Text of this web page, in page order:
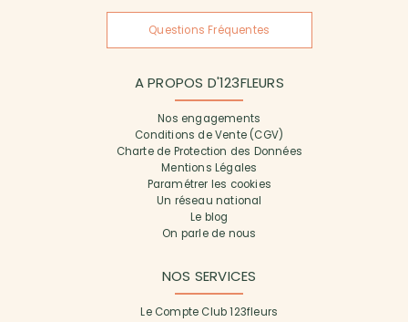
Questions Fréquentes
A PROPOS D'123FLEURS
Nos engagements
Conditions de Vente (CGV)
Charte de Protection des Données
Mentions Légales
Paramétrer les cookies
Un réseau national
Le blog
On parle de nous
NOS SERVICES
Le Compte Club 123fleurs